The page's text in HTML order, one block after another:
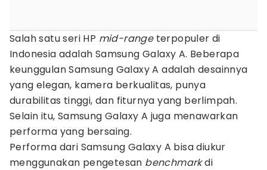
Salah satu seri HP mid-range terpopuler di
Indonesia adalah Samsung Galaxy A. Beberapa
keunggulan Samsung Galaxy A adalah desainnya
yang elegan, kamera berkualitas, punya
durabilitas tinggi, dan fiturnya yang berlimpah.
Selain itu, Samsung Galaxy A juga menawarkan
performa yang bersaing.
Performa dari Samsung Galaxy A bisa diukur
menggunakan pengetesan benchmarkdi